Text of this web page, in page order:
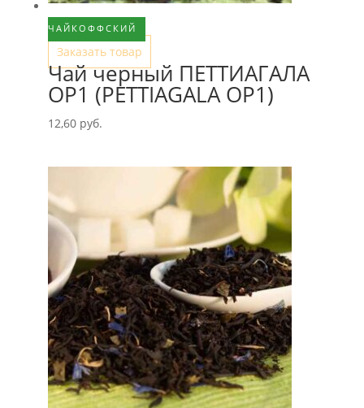
ЧАЙКОФФСКИЙ
Заказать товар
Чай черный ПЕТТИАГАЛА
ОР1 (PETTIAGALA OP1)
12,60 руб.